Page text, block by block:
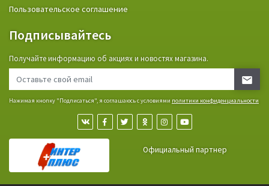
Пользовательское соглашение
Подписывайтесь
Получайте информацию об акциях и новостях магазина.
Нажимая кнопку "Подписаться", я соглашаюсь с условиями политики конфиденциальности
Официальный партнер